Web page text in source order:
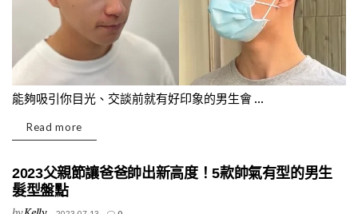
能夠吸引你目光、交談前就有好印象的男生會 ...
Read more
2023父親節讓爸爸帥出新高度！5款帥氣有型的男生
髮型盤點